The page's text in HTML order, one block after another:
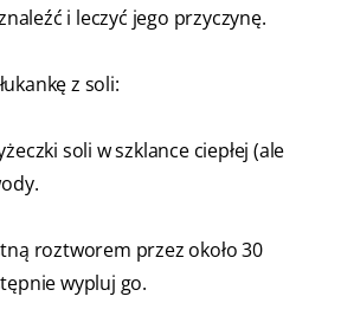
i leczyć jego przyczynę.
z soli:
soli w szklance ciepłej (ale
roztworem przez około 30
wypluj go.